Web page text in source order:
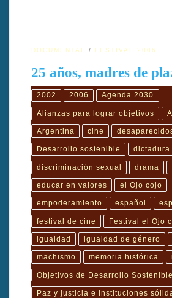
DOCUMENTAL FESTIVAL 2006
25 años, madres de
2002 2006 Agenda 2030
Alianzas para lograr objetivos
Argentina cine
Desarrollo sostenible dictadura
discriminación sexual drama
educar en valores el Ojo cojo
empoderamiento español
festival de cine Festival el Ojo
igualdad igualdad de género
machismo memoria histórica
Objetivos de Desarrollo Sostenible
Paz y justicia e instituciones